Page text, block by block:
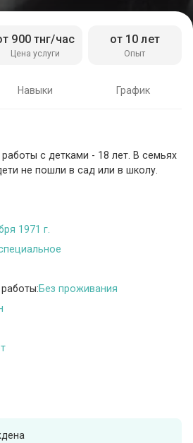
Цена услуги
900 тнг/час
Опыт
от 10 лет
Навыки График
с детками - 18 лет. В семьях
не пошли в сад или в школу.
1971 г.
Без проживания